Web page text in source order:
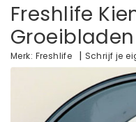
Freshlife
Groeibladen
Merk: Freshlife | Schrijf je